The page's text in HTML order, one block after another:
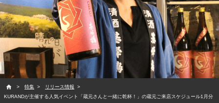
特集
リリース情報
KURANDが主催する人気イベント「蔵元さんと一緒に乾杯！」の蔵元ご来店スケジュール1月分